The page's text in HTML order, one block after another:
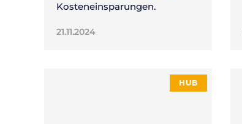
Kosteneinsparungen.
21.11.2024
HUB